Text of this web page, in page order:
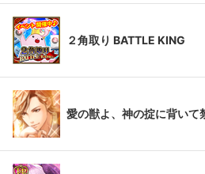
２角取り BATTLE KING
愛の獣よ、神の掟に背いて